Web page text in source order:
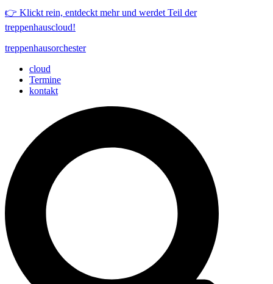
👉 Klickt rein, entdeckt mehr und werdet Teil der
treppenhauscloud!
treppenhausorchester
cloud
Termine
kontakt